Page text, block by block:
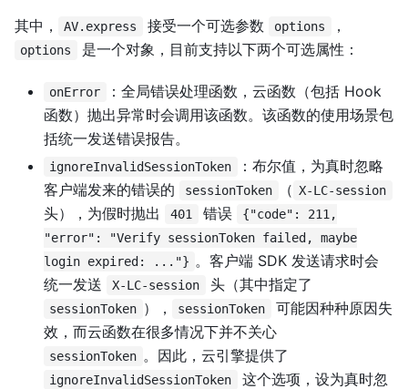
其中， AV.express 接受一个可选参数 options ，
options 是一个对象，目前支持以下两个可选属性：
onError
：全局错误处理函数，云函数（包括 Hook
函数）抛出异常时会调用该函数。该函数的使用场景包
括统一发送错误报告。
ignoreInvalidSessionToken
：布尔值，为真时忽略
客户端发来的错误的
sessionToken （ X-LC-session
头），为假时抛出 401 错误
{"code": 211,
"error": "Verify sessionToken failed, maybe
login expired: ..."} 。客户端 SDK 发送请求时会
统一发送
X-LC-session 头（其中指定了
sessionToken ）， sessionToken
可能因种种原因失
效，而云函数在很多情况下并不关心
sessionToken 。因此，云引擎提供了
ignoreInvalidSessionToken
这个选项，设为真时忽